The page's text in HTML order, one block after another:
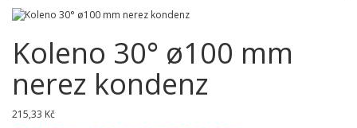
Koleno 30° ø100 mm
nerez kondenz
215,33 Kč